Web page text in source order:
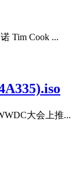
Tim Cook ...
大会上推...